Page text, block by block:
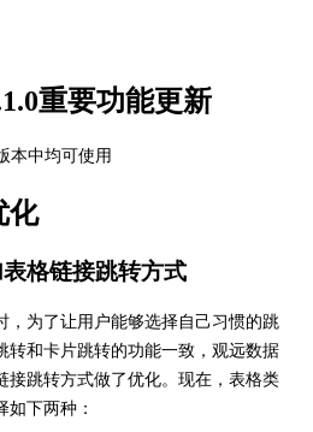
重要功能更新
本中均可使用
化
格链接跳转方式
，为了让用户能够选择自己习惯的跳
转和卡片跳转的功能一致，观远数据
接跳转方式做了优化。现在，表格类
如下两种：